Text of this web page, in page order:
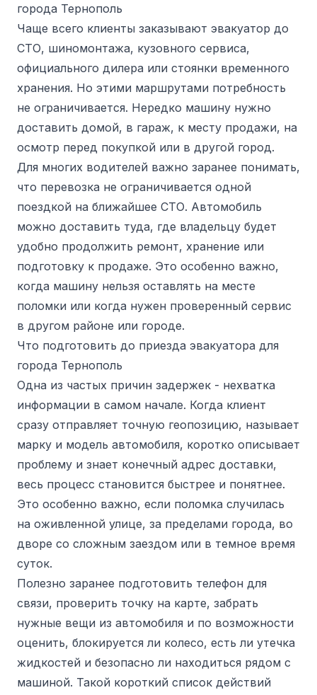
города Тернополь
Чаще всего клиенты заказывают эвакуатор до
СТО, шиномонтажа, кузовного сервиса,
официального дилера или стоянки временного
хранения. Но этими маршрутами потребность
не ограничивается. Нередко машину нужно
доставить домой, в гараж, к месту продажи, на
осмотр перед покупкой или в другой город.
Для многих водителей важно заранее понимать,
что перевозка не ограничивается одной
поездкой на ближайшее СТО. Автомобиль
можно доставить туда, где владельцу будет
удобно продолжить ремонт, хранение или
подготовку к продаже. Это особенно важно,
когда машину нельзя оставлять на месте
поломки или когда нужен проверенный сервис
в другом районе или городе.
Что подготовить до приезда эвакуатора для
города Тернополь
Одна из частых причин задержек - нехватка
информации в самом начале. Когда клиент
сразу отправляет точную геопозицию, называет
марку и модель автомобиля, коротко описывает
проблему и знает конечный адрес доставки,
весь процесс становится быстрее и понятнее.
Это особенно важно, если поломка случилась
на оживленной улице, за пределами города, во
дворе со сложным заездом или в темное время
суток.
Полезно заранее подготовить телефон для
связи, проверить точку на карте, забрать
нужные вещи из автомобиля и по возможности
оценить, блокируется ли колесо, есть ли утечка
жидкостей и безопасно ли находиться рядом с
машиной. Такой короткий список действий